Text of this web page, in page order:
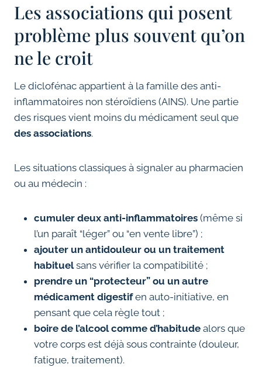
Les associations qui posent
problème plus souvent qu’on
ne le croit
Le diclofénac appartient à la famille des anti-
inflammatoires non stéroïdiens (AINS). Une partie
des risques vient moins du médicament seul que
des associations.
Les situations classiques à signaler au pharmacien
ou au médecin :
cumuler deux anti-inflammatoires (même si
l’un paraît “léger” ou “en vente libre”) ;
ajouter un antidouleur ou un traitement
habituelsans vérifier la compatibilité ;
prendre un “protecteur” ou un autre
médicament digestifen auto-initiative, en
pensant que cela règle tout ;
boire de l’alcool comme d’habitude alors que
votre corps est déjà sous contrainte (douleur,
fatigue, traitement).